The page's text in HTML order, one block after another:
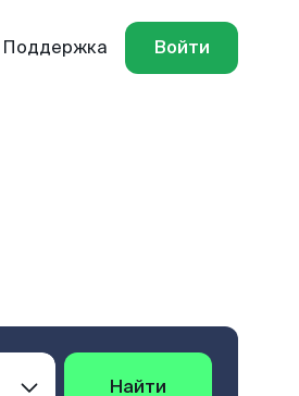
Поддержка Войти
Найти